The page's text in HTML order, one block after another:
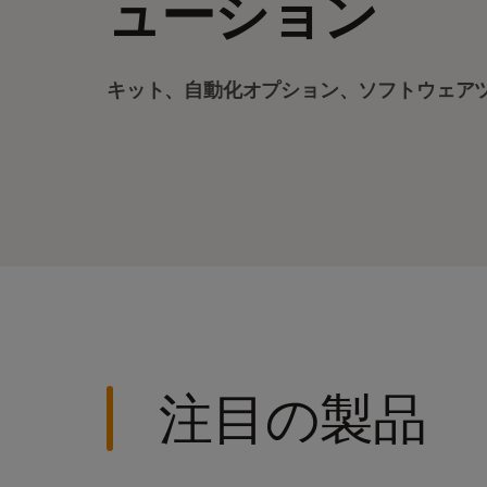
ューション
キット、自動化オプション、ソフトウェア
注目の製品